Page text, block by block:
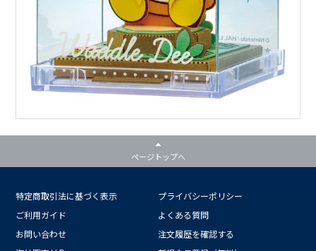
ページトップへ
特定商取引法に基づく表示
プライバシーポリシー
ご利用ガイド
よくある質問
お問い合わせ
注文履歴を確認する